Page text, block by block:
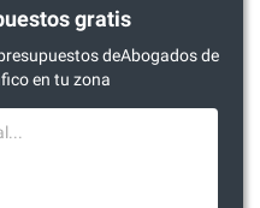
gratis
deAbogados de
en tu zona